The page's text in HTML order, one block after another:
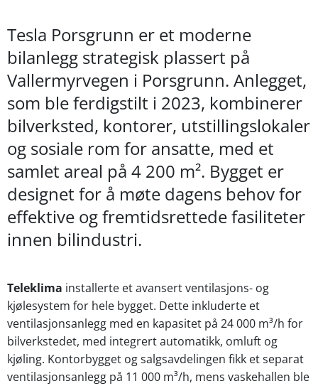
Tesla Porsgrunn er et moderne
bilanlegg strategisk plassert på
Vallermyrvegen i Porsgrunn. Anlegget,
som ble ferdigstilt i 2023, kombinerer
bilverksted, kontorer, utstillingslokaler
og sosiale rom for ansatte, med et
samlet areal på 4 200 m². Bygget er
designet for å møte dagens behov for
effektive og fremtidsrettede fasiliteter
innen bilindustri.
Teleklima installerte et avansert ventilasjons- og
kjølesystem for hele bygget. Dette inkluderte et
ventilasjonsanlegg med en kapasitet på 24 000 m³/h for
bilverkstedet, med integrert automatikk, omluft og
kjøling. Kontorbygget og salgsavdelingen fikk et separat
ventilasjonsanlegg på 11 000 m³/h, mens vaskehallen ble